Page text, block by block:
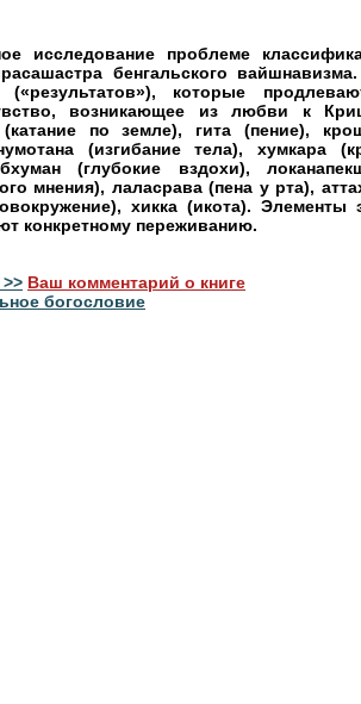
исследование проблеме
бенгальского
которые
возникающее из любви к
по земле), гита (пение),
(изгибание тела), хумкара
(глубокие вздохи),
мнения), лаласрава (пена у рта),
хикка (икота). Элементы
конкретному переживанию.
Ваш комментарий о книге
богословие